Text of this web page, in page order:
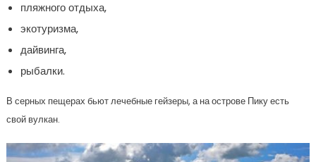
пляжного отдыха,
экотуризма,
дайвинга,
рыбалки.
В серных пещерах бьют лечебные гейзеры, а на острове Пику есть
свой вулкан.